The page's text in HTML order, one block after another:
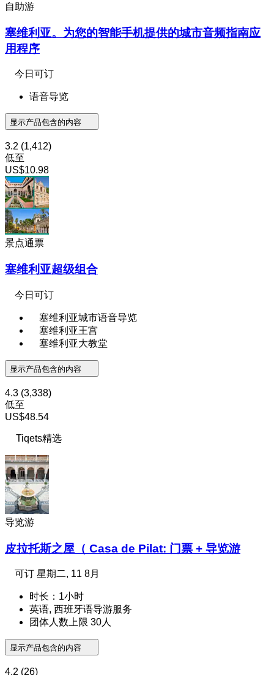
自助游
塞维利亚。为您的智能手机提供的城市音频指南应
用程序
今日可订
语音导览
显示产品包含的内容
3.2 (1,412)
低至
US$10.98
景点通票
塞维利亚超级组合
今日可订
塞维利亚城市语音导览
塞维利亚王宫
塞维利亚大教堂
显示产品包含的内容
4.3 (3,338)
低至
US$48.54
Tiqets精选
导览游
皮拉托斯之屋（ Casa de Pilat: 门票 + 导览游
可订 星期二, 11 8月
时长：1小时
英语, 西班牙语导游服务
团体人数上限 30人
显示产品包含的内容
4.2 (26)